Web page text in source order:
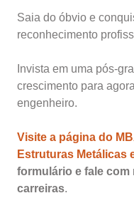
Saia do óbvio e
reconhecimento
Invista em uma pós-
crescimento para
engenheiro.
Visite a página do
Estruturas Metálicas
formulário e fale
carreiras.